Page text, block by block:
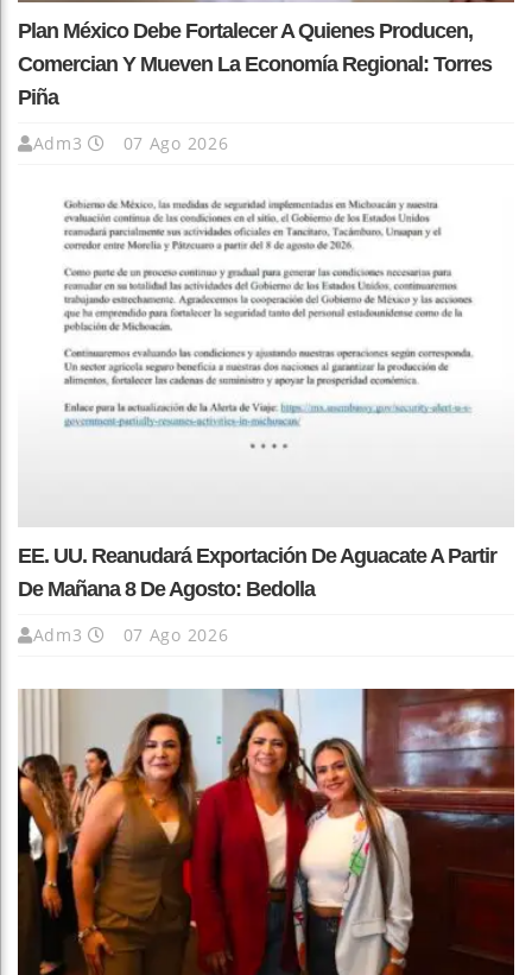
Plan México Debe Fortalecer A Quienes Producen,
Comercian Y Mueven La Economía Regional: Torres
Piña
Adm3 07 Ago 2026
EE. UU. Reanudará Exportación De Aguacate A Partir
De Mañana 8 De Agosto: Bedolla
Adm3 07 Ago 2026